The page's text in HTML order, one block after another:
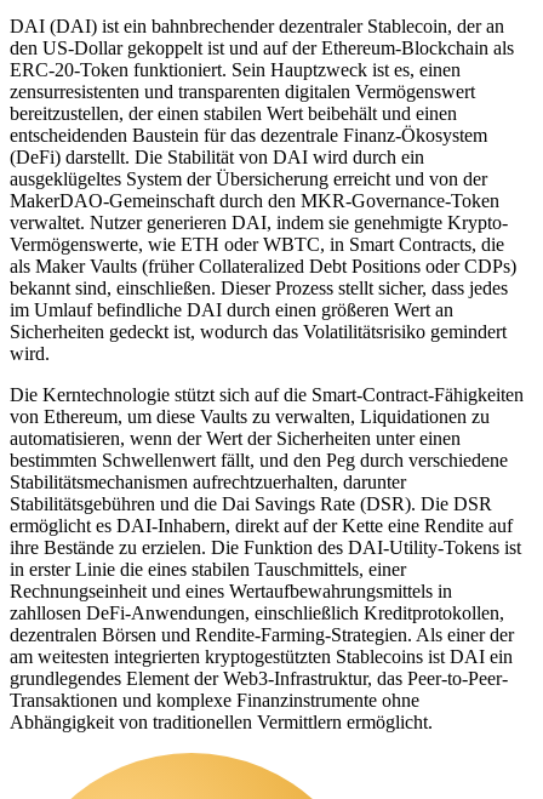
DAI (DAI) ist ein bahnbrechender dezentraler Stablecoin, der an
den US-Dollar gekoppelt ist und auf der Ethereum-Blockchain als
ERC-20-Token funktioniert. Sein Hauptzweck ist es, einen
zensurresistenten und transparenten digitalen Vermögenswert
bereitzustellen, der einen stabilen Wert beibehält und einen
entscheidenden Baustein für das dezentrale Finanz-Ökosystem
(DeFi) darstellt. Die Stabilität von DAI wird durch ein
ausgeklügeltes System der Übersicherung erreicht und von der
MakerDAO-Gemeinschaft durch den MKR-Governance-Token
verwaltet. Nutzer generieren DAI, indem sie genehmigte Krypto-
Vermögenswerte, wie ETH oder WBTC, in Smart Contracts, die
als Maker Vaults (früher Collateralized Debt Positions oder CDPs)
bekannt sind, einschließen. Dieser Prozess stellt sicher, dass jedes
im Umlauf befindliche DAI durch einen größeren Wert an
Sicherheiten gedeckt ist, wodurch das Volatilitätsrisiko gemindert
wird.
Die Kerntechnologie stützt sich auf die Smart-Contract-Fähigkeiten
von Ethereum, um diese Vaults zu verwalten, Liquidationen zu
automatisieren, wenn der Wert der Sicherheiten unter einen
bestimmten Schwellenwert fällt, und den Peg durch verschiedene
Stabilitätsmechanismen aufrechtzuerhalten, darunter
Stabilitätsgebühren und die Dai Savings Rate (DSR). Die DSR
ermöglicht es DAI-Inhabern, direkt auf der Kette eine Rendite auf
ihre Bestände zu erzielen. Die Funktion des DAI-Utility-Tokens ist
in erster Linie die eines stabilen Tauschmittels, einer
Rechnungseinheit und eines Wertaufbewahrungsmittels in
zahllosen DeFi-Anwendungen, einschließlich Kreditprotokollen,
dezentralen Börsen und Rendite-Farming-Strategien. Als einer der
am weitesten integrierten kryptogestützten Stablecoins ist DAI ein
grundlegendes Element der Web3-Infrastruktur, das Peer-to-Peer-
Transaktionen und komplexe Finanzinstrumente ohne
Abhängigkeit von traditionellen Vermittlern ermöglicht.